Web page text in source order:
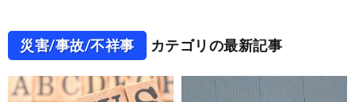
災害/事故/不祥事 カテゴリの最新記事